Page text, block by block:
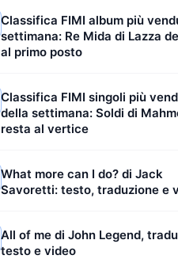
Classifica FIMI album più
settimana: Re Mida di Lazza
al primo posto
Classifica FIMI singoli più
della settimana: Soldi di
resta al vertice
What more can I do? di Jack
Savoretti: testo, traduzione e
All of me di John Legend,
testo e video